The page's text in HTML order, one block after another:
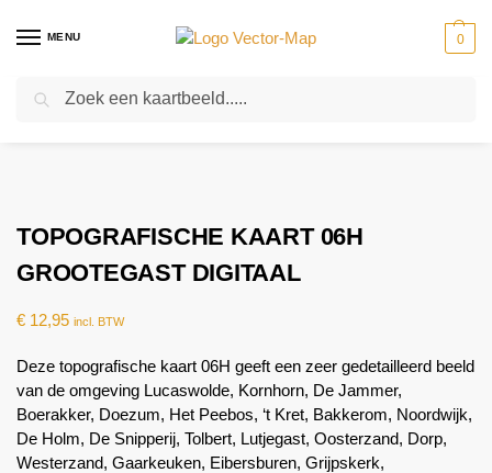
MENU 0
Home - Kaarten - Topografische kaarten
TOPOGRAFISCHE KAART 06H
GROOTEGAST DIGITAAL
€ 12,95 incl. BTW
Deze topografische kaart 06H geeft een zeer gedetailleerd beeld
van de omgeving Lucaswolde, Kornhorn, De Jammer,
Boerakker, Doezum, Het Peebos, ‘t Kret, Bakkerom, Noordwijk,
De Holm, De Snipperij, Tolbert, Lutjegast, Oosterzand, Dorp,
Westerzand, Gaarkeuken, Eibersburen, Grijpskerk,